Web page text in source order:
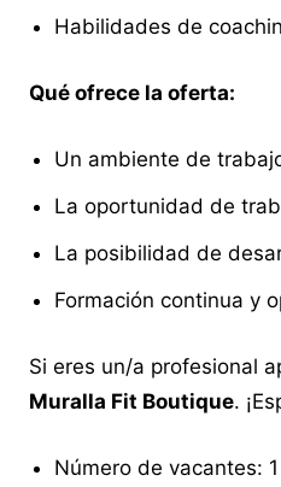
Habilidades de
Qué ofrece la oferta:
Un ambiente de
La oportunidad de
La posibilidad de
Formación continua y
Si eres un/a profesional
Muralla Fit Boutique.
Número de vacantes: 1